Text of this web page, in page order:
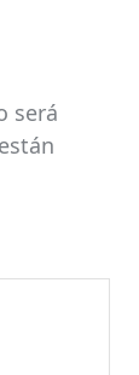
será